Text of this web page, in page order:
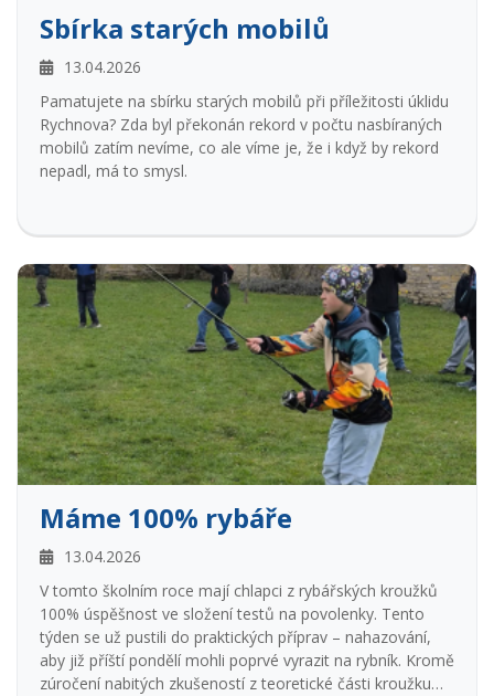
Sbírka starých mobilů
13.04.2026
Pamatujete na sbírku starých mobilů při příležitosti úklidu
Rychnova? Zda byl překonán rekord v počtu nasbíraných
mobilů zatím nevíme, co ale víme je, že i když by rekord
nepadl, má to smysl.
Máme 100% rybáře
13.04.2026
V tomto školním roce mají chlapci z rybářských kroužků
100% úspěšnost ve složení testů na povolenky. Tento
týden se už pustili do praktických příprav – nahazování,
aby již příští pondělí mohli poprvé vyrazit na rybník. Kromě
zúročení nabitých zkušeností z teoretické části kroužku